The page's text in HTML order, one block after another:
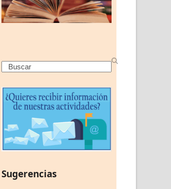
Search
Sugerencias